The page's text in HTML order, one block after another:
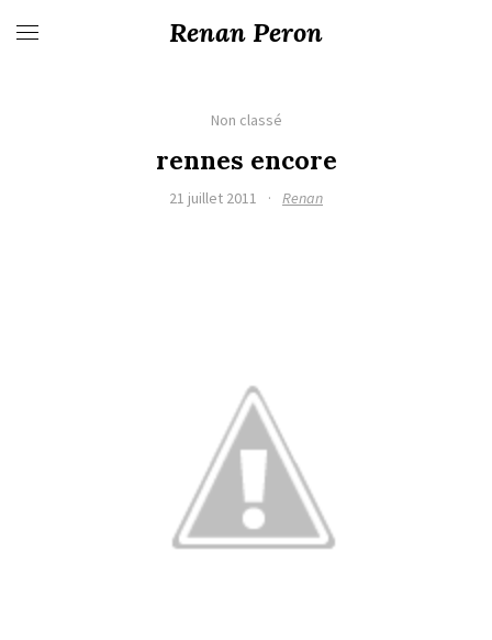
Renan Peron
Non classé
rennes encore
21 juillet 2011 · Renan